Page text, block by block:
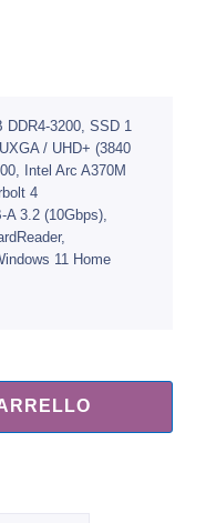
DDR4-3200, SSD 1
/ UHD+ (3840
Intel Arc A370M
4
A 3.2 (10Gbps),
11 Home